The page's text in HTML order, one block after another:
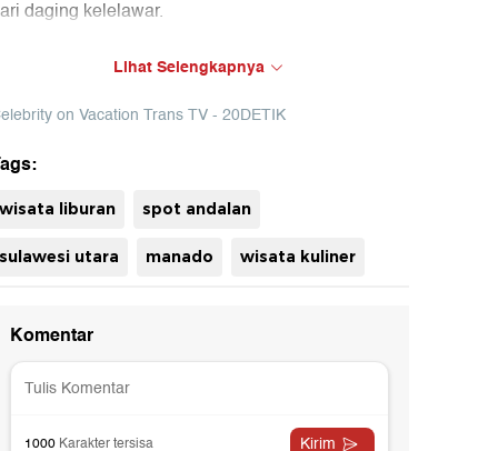
daging kelelawar.
Lihat Selengkapnya
on Vacation Trans TV - 20DETIK
wisata liburan spot andalan
sulawesi utara manado wisata kuliner